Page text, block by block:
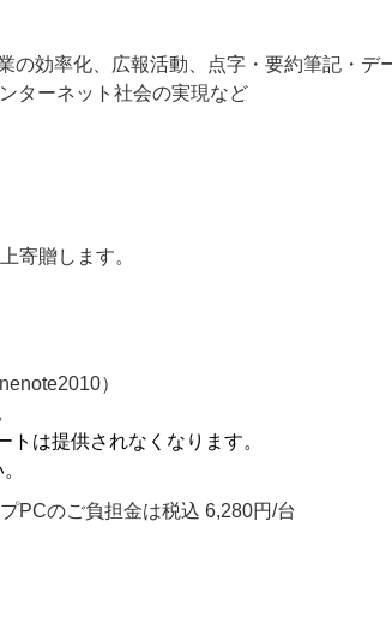
率化、広報活動、点字・要約筆記・デ
ターネット社会の実現など
贈します。
）
は提供されなくなります。
のご負担金は税込 6,280円/台